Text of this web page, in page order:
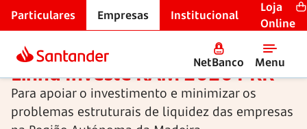
Particulares Empresas Institucional
Loja
Online
NetBanco Menu
Linhas de crédito
Linha Investe RAM2020 PRR
Para apoiar o investimento e minimizar os
problemas estruturais de liquidez das empresas